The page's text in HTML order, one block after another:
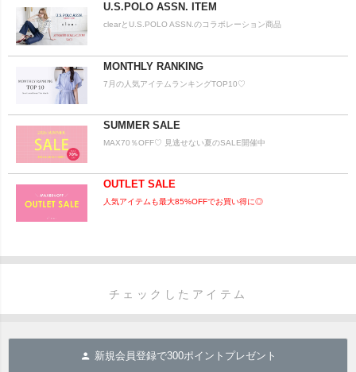
U.S.POLO ASSN. ITEM
clearとU.S.POLO ASSN.のコラボレーション商品
MONTHLY RANKING
7月の人気アイテムランキングTOP10♡
SUMMER SALE
MAX70％OFF♡ 見逃せない夏のSALE開催中
OUTLET SALE
人気アイテムも最大85%OFFでお買い得に◎
チェックしたアイテム
新規会員登録で300ポイントプレゼント